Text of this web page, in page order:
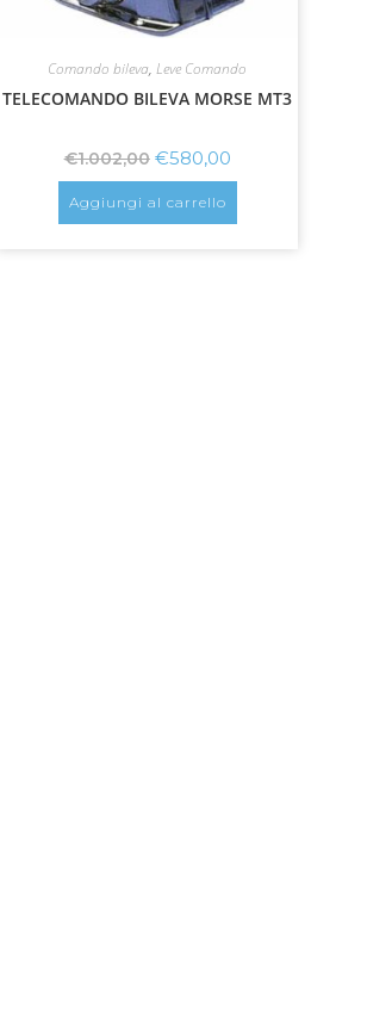
Comando bileva,Leve Comando
TELECOMANDO BILEVA MORSE MT3
€1.002,00 €580,00
Aggiungi al carrello